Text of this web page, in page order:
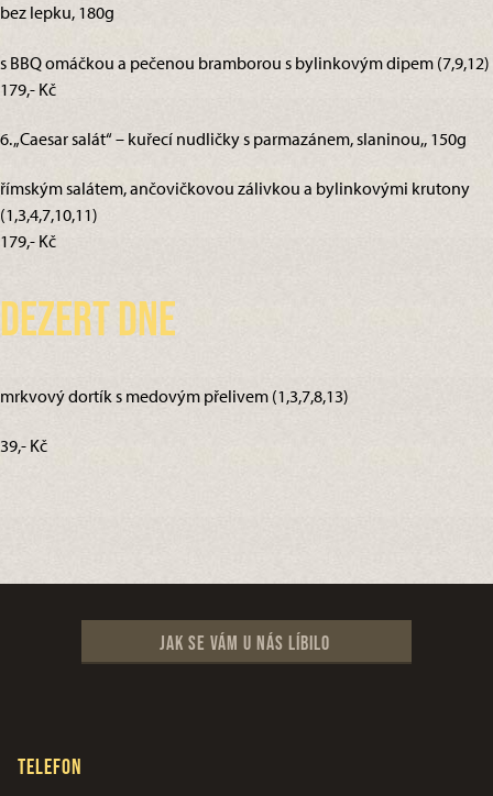
bez lepku, 180g
s BBQ omáčkou a pečenou bramborou s bylinkovým dipem (7,9,12)
179,- Kč
6. „Caesar salát“ – kuřecí nudličky s parmazánem, slaninou,, 150g
římským salátem, ančovičkovou zálivkou a bylinkovými krutony
(1,3,4,7,10,11)
179,- Kč
Dezert dne
mrkvový dortík s medovým přelivem (1,3,7,8,13)
39,- Kč
Jak se vám u nás líbilo
Telefon